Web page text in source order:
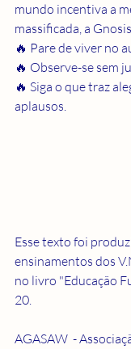
mundo incentiva a
massificada, a
🔥 Pare de viver no
🔥 Observe-se sem
🔥 Siga o que traz
aplausos.
Esse texto foi
ensinamentos dos
no livro "Educação
20.
AGASAW  -